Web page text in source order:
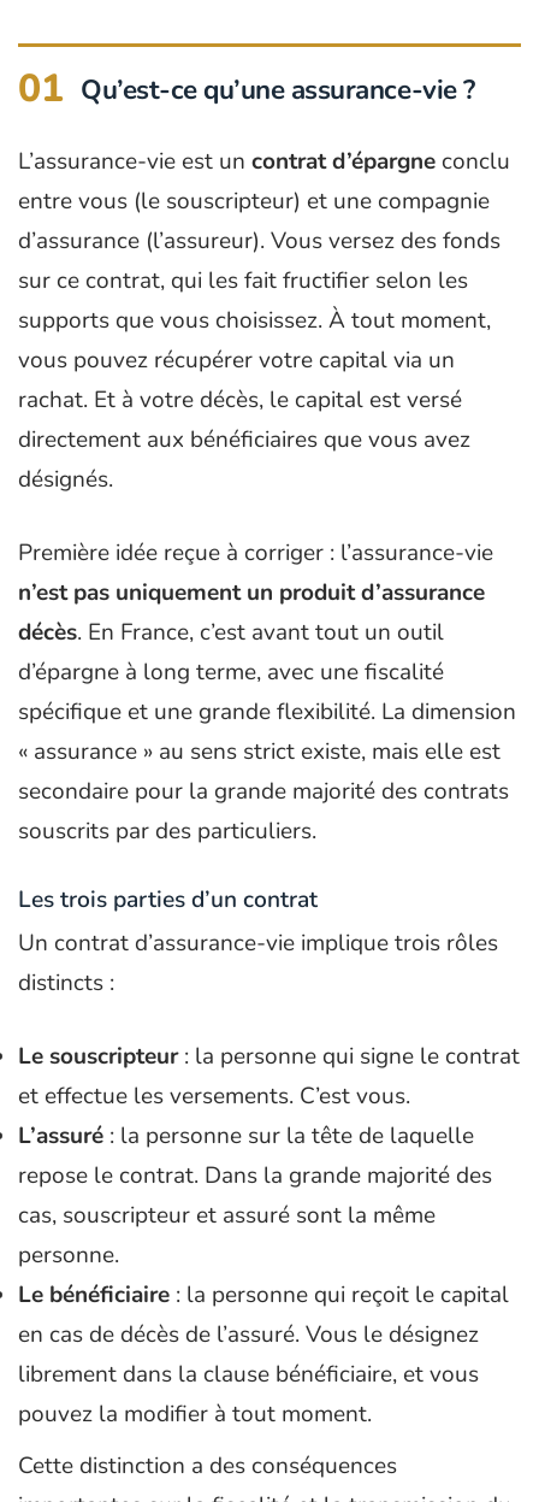
01 Qu’est-ce qu’une assurance-vie ?
L’assurance-vie est un contrat d’épargne conclu
entre vous (le souscripteur) et une compagnie
d’assurance (l’assureur). Vous versez des fonds
sur ce contrat, qui les fait fructifier selon les
supports que vous choisissez. À tout moment,
vous pouvez récupérer votre capital via un
rachat. Et à votre décès, le capital est versé
directement aux bénéficiaires que vous avez
désignés.
Première idée reçue à corriger : l’assurance-vie
n’est pas uniquement un produit d’assurance
décès. En France, c’est avant tout un outil
d’épargne à long terme, avec une fiscalité
spécifique et une grande flexibilité. La dimension
« assurance » au sens strict existe, mais elle est
secondaire pour la grande majorité des contrats
souscrits par des particuliers.
Les trois parties d’un contrat
Un contrat d’assurance-vie implique trois rôles
distincts :
Le souscripteur: la personne qui signe le contrat
et effectue les versements. C’est vous.
L’assuré : la personne sur la tête de laquelle
repose le contrat. Dans la grande majorité des
cas, souscripteur et assuré sont la même
personne.
Le bénéficiaire : la personne qui reçoit le capital
en cas de décès de l’assuré. Vous le désignez
librement dans la clause bénéficiaire, et vous
pouvez la modifier à tout moment.
Cette distinction a des conséquences